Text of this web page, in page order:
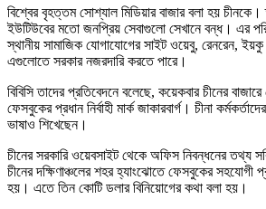
বিশ্বের বৃহত্তম সোশ্যাল মিডিয়ার বাজার বলা হয়
ইউটিউবের মতো জনপ্রিয় সেবাগুলো সেখানে বন্ধ। এর
স্থানীয় সামাজিক যোগাযোগের সাইট ওয়েবু, রেনরেন,
এগুলোতে সরকার নজরদারি করতে পারে।
বিবিসি তাদের প্রতিবেদনে বলেছে, কয়েকবার চীনের বাজারে
ফেসবুকের প্রধান নির্বাহী মার্ক জাকারবার্গ। চীনা
ভাষাও শিখেছেন।
চীনের সরকারি ওয়েবসাইট থেকে অফিস নিবন্ধনের তথ্য
চীনের দক্ষিণাঞ্চলের শহর হ্যাংঝোতে ফেসবুকের সহযোগী
হয়। এতে তিন কোটি ডলার বিনিয়োগের কথা বলা হয়।